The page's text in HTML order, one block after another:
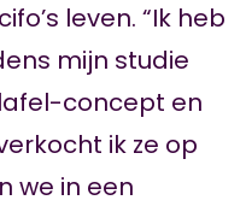
leven. “Ik heb
mijn studie
concept en
ik ze op
we in een